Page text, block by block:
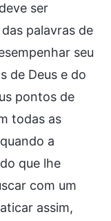
ser
palavras de
seu
de Deus e do
pontos de
todas as
a
que lhe
com um
assim,